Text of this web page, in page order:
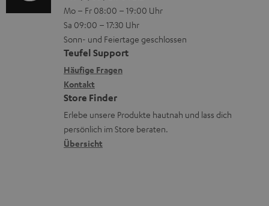
V
e
r
s
a
n
d
z
u
r
G
a
r
a
n
r
ä
t
e
R
c
k
-
L
e
x
i
k
o
n
n
t
a
k
t
d
a
t
Mo – Fr 08:00 – 19:00 Uhr
Sa 09:00 – 17:30 Uhr
Sonn- und Feiertage geschlossen
Teufel Support
Häufige Fragen
Kontakt
Store Finder
Erlebe unsere Produkte hautnah und lass dich
persönlich im Store beraten.
Übersicht